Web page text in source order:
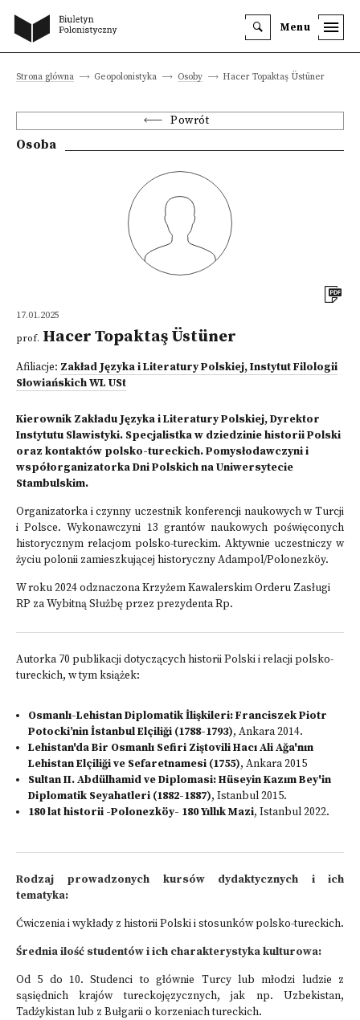
Menu
Strona główna Geopolonistyka Osoby Hacer Topaktaş Üstüner
Powrót
Osoba
17.01.2025
prof. Hacer Topaktaş Üstüner
Afiliacje: Zakład Języka i Literatury Polskiej, Instytut Filologii
Słowiańskich WL USt
Kierownik Zakładu Języka i Literatury Polskiej, Dyrektor
Instytutu Slawistyki. Specjalistka w dziedzinie historii Polski
oraz kontaktów polsko-tureckich. Pomysłodawczyni i
współorganizatorka Dni Polskich na Uniwersytecie
Stambulskim.
Organizatorka i czynny uczestnik konferencji naukowych w Turcji
i Polsce. Wykonawczyni 13 grantów naukowych poświęconych
historycznym relacjom polsko-tureckim. Aktywnie uczestniczy w
życiu polonii zamieszkującej historyczny Adampol/Polonezköy.
W roku 2024 odznaczona Krzyżem Kawalerskim Orderu Zasługi
RP za Wybitną Służbę przez prezydenta Rp.
Autorka 70 publikacji dotyczących historii Polski i relacji polsko-
tureckich, w tym książek:
Osmanlı-Lehistan Diplomatik İlişkileri: Franciszek Piotr
Potocki’nin İstanbul Elçiliği (1788-1793), Ankara 2014.
Lehistan'da Bir Osmanlı Sefiri Ziştovili Hacı Ali Ağa'nın
Lehistan Elçiliği ve Sefaretnamesi (1755), Ankara 2015
Sultan II. Abdülhamid ve Diplomasi: Hüseyin Kazım Bey'in
Diplomatik Seyahatleri (1882-1887), Istanbul 2015.
180 lat historii -Polonezköy- 180 Yıllık Mazi, Istanbul 2022.
Rodzaj prowadzonych kursów dydaktycznych i ich
tematyka:
Ćwiczenia i wykłady z historii Polski i stosunków polsko-tureckich.
Średnia ilość studentów i ich charakterystyka kulturowa:
Od 5 do 10. Studenci to głównie Turcy lub młodzi ludzie z
sąsiędnich krajów tureckojęzycznych, jak np. Uzbekistan,
Tadżykistan lub z Bułgarii o korzeniach tureckich.